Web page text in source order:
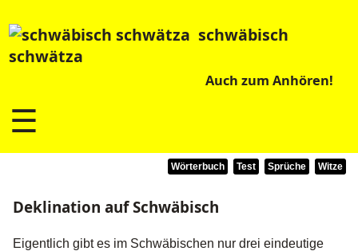
schwäbisch
schwätza
Auch zum Anhören!
☰
Wörterbuch Test Sprüche Witze
Deklination auf Schwäbisch
Eigentlich gibt es im Schwäbischen nur drei eindeutige